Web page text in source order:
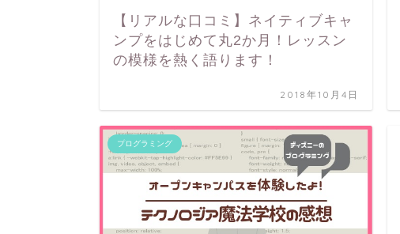
【リアルな口コミ】ネイティブキャ
ンプをはじめて丸2か月！レッスン
の模様を熱く語ります！
2018年10月4日
プログラミング